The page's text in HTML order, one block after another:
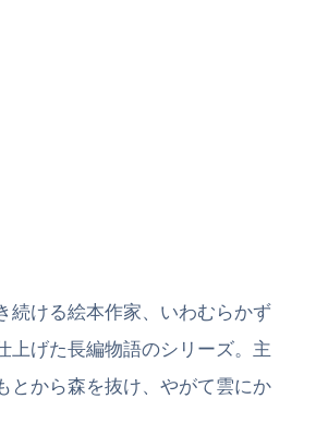
続ける絵本作家、いわむらかず
上げた長編物語のシリーズ。主
とから森を抜け、やがて雲にか